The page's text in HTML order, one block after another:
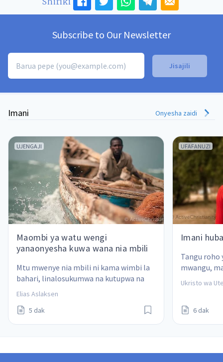
Subscribe to Our Newsletter
Imani Onyesha zaidi
UJENGAJI
Maombi ya watu wengi
yanaonyesha kuwa wana nia mbili
Mtu mwenye nia mbili ni kama wimbi la
bahari, linalosukumwa na kutupwa na
upepo. Hana imani kwa kile
Elias Aslaksen
5 dak
UFAFANUZI
Imani
Tangu
mwangu,
Ukristo wa
6 dak